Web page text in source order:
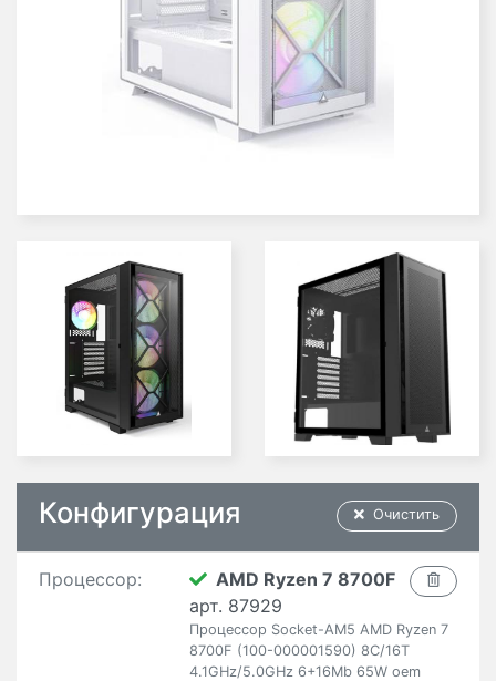
Очистить
Конфигурация
Процессор:
AMD Ryzen 7 8700F
арт. 87929
Процессор Socket-AM5 AMD Ryzen 7
8700F (100-000001590) 8C/16T
4.1GHz/5.0GHz 6+16Mb 65W oem